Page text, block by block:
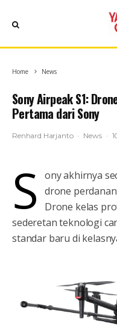
Home News
Sony Airpeak S1:
Pertama dari Sony
Renhard Harjanto · News ·
S
ony akhirnya
drone
Drone kelas
sederetan teknologi
standar baru di